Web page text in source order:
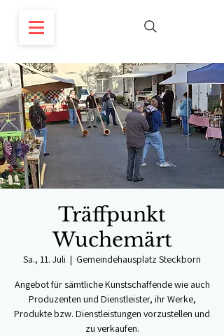
Träffpunkt
Wuchemärt
Sa., 11. Juli
  |
Gemeindehausplatz Steckborn
Angebot für sämtliche Kunstschaffende wie auch
Produzenten und Dienstleister, ihr Werke,
Produkte bzw. Dienstleistungen vorzustellen und
zu verkaufen.